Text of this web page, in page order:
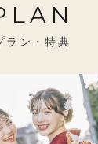
満
ラン・特典